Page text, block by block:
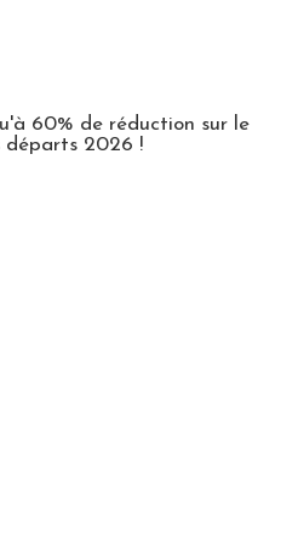
60% de réduction sur le
départs 2026 !